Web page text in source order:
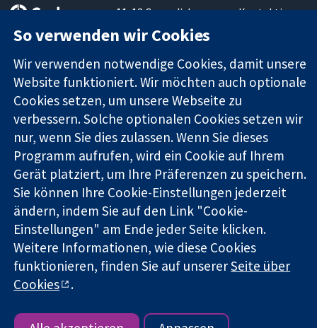
Zuverlässige
Evidenz
Informierte
Entscheidungen
Bessere
Gesundheit
11-13 Cavendish
Square
London
W1G0AN
Vereinigtes
Königreich
Kontaktieren
Pressestelle
Über uns
Cochrane
Library
Die Cochrane Collaboration ist eine gemeinützige Organisation
(Nr. 1045921) und in England und in Wales als eine Gesellschaft
mit beschränkter Haftung (Nr. 03044323) registriert.
Umsatzsteuer-Identifikationsnummer GB 718 2127 49.
Copyright © 2026 The Cochrane Collaboration
Bedingungen für die Webseite|Haftungsausschluss|
Datenschutz|
So verwenden wir Cookies
Wir verwenden notwendige Cookies, damit unsere
Website funktioniert. Wir möchten auch optionale
Cookies setzen, um unsere Webseite zu
verbessern. Solche optionalen Cookies setzen wir
nur, wenn Sie dies zulassen. Wenn Sie dieses
Programm aufrufen, wird ein Cookie auf Ihrem
Gerät platziert, um Ihre Präferenzen zu speichern.
Sie können Ihre Cookie-Einstellungen jederzeit
ändern, indem Sie auf den Link "Cookie-
Einstellungen" am Ende jeder Seite klicken.
Weitere Informationen, wie diese Cookies
funktionieren, finden Sie auf unsererSeite über
Cookies
.